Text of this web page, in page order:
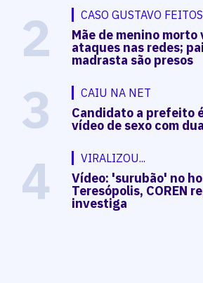
2 CASO GUSTAVO
Mãe de menino morto
ataques nas redes;
madrasta são presos
3 CAIU NA NET
Candidato a prefeito
vídeo de sexo com
4 VIRALIZOU...
Vídeo: 'surubão' no
Teresópolis, COREN
investiga